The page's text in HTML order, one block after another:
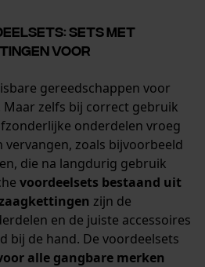
sets met
voor
gereedschappen voor
zelfs bij correct gebruik
onderdelen vroeg
zoals bijvoorbeeld
die na langdurig gebruik
voordeelsets bestaand uit
zijn de
en de juiste accessoires
bij de hand. De voordeelsets
alle gangbare merken
instelling van cookies
voor
opslaan
Tag Manager
Cookies